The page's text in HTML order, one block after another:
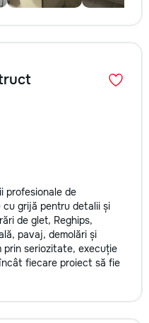
profesionale de
grijă pentru detalii și
de glet, Reghips,
pavaj, demolări și
prin seriozitate, execuție
fiecare proiect să fie